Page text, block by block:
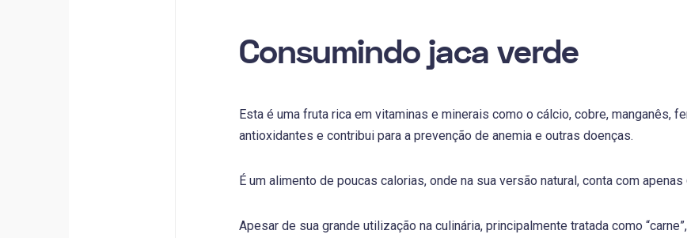
Consumindo jaca verde
Esta é uma fruta rica em vitaminas e minerais como o cálcio, cobre, manganês,
antioxidantes e contribui para a prevenção de anemia e outras doenças.
É um alimento de poucas calorias, onde na sua versão natural, conta com
Apesar de sua grande utilização na culinária, principalmente tratada como